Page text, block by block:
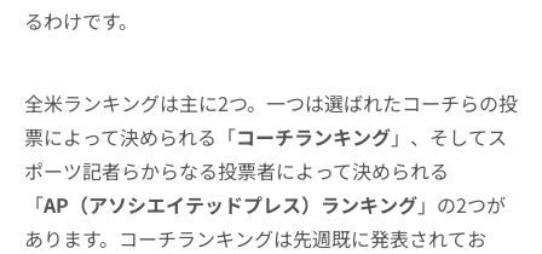
るわけです。
全米ランキングは主に2つ。一つは選ばれたコーチらの投
票によって決められる「コーチランキング」、そしてス
ポーツ記者らからなる投票者によって決められる
「AP（アソシエイテッドプレス）ランキング」の2つが
あります。コーチランキングは先週既に発表されてお